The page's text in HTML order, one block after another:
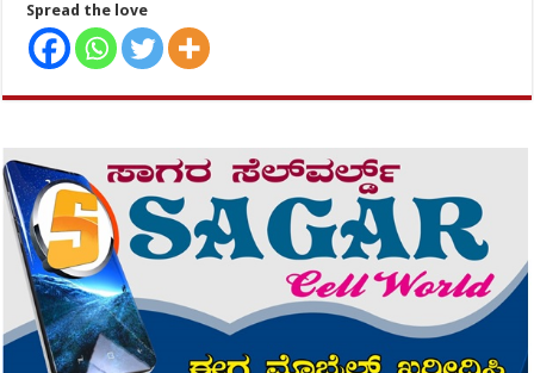
Spread the love